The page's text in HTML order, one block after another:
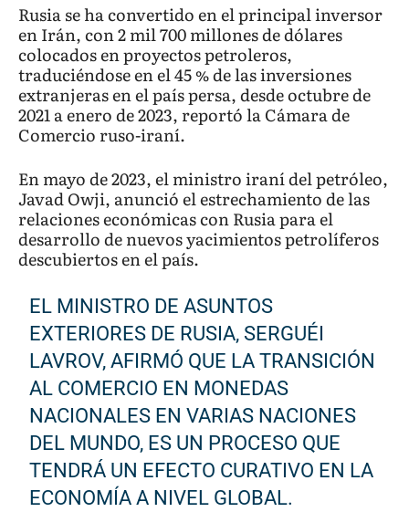
Rusia se ha convertido en el principal inversor
en Irán, con 2 mil 700 millones de dólares
colocados en proyectos petroleros,
traduciéndose en el 45 % de las inversiones
extranjeras en el país persa, desde octubre de
2021 a enero de 2023, reportó la Cámara de
Comercio ruso-iraní.
En mayo de 2023, el ministro iraní del petróleo,
Javad Owji, anunció el estrechamiento de las
relaciones económicas con Rusia para el
desarrollo de nuevos yacimientos petrolíferos
descubiertos en el país.
EL MINISTRO DE ASUNTOS
EXTERIORES DE RUSIA, SERGUÉI
LAVROV, AFIRMÓ QUE LA TRANSICIÓN
AL COMERCIO EN MONEDAS
NACIONALES EN VARIAS NACIONES
DEL MUNDO, ES UN PROCESO QUE
TENDRÁ UN EFECTO CURATIVO EN LA
ECONOMÍA A NIVEL GLOBAL.